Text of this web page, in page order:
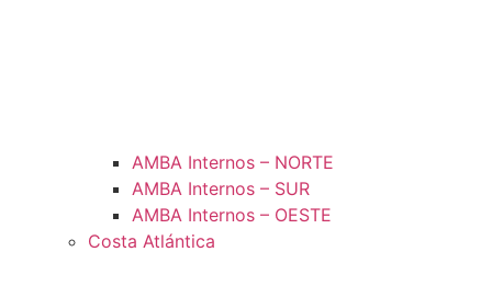
AMBA Internos – NORTE
AMBA Internos – SUR
AMBA Internos – OESTE
Costa Atlántica